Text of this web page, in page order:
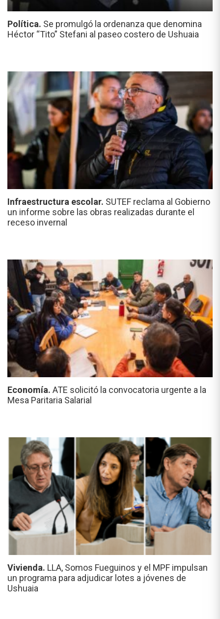
Política. Se promulgó la ordenanza que denomina
Héctor “Tito” Stefani al paseo costero de Ushuaia
Infraestructura escolar. SUTEF reclama al Gobierno
un informe sobre las obras realizadas durante el
receso invernal
Economía. ATE solicitó la convocatoria urgente a la
Mesa Paritaria Salarial
Vivienda. LLA, Somos Fueguinos y el MPF impulsan
un programa para adjudicar lotes a jóvenes de
Ushuaia